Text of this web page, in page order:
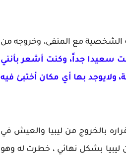
الشخصية مع المنفى، وخروجه من
سعيدا جداً، وكنت أشعر بأنني
ولايوجد بها أي مكان أختبئ فيه
بالخروج من ليبيا والعيش في
ليبيا بشكل نهائي ، خطرت له وهو